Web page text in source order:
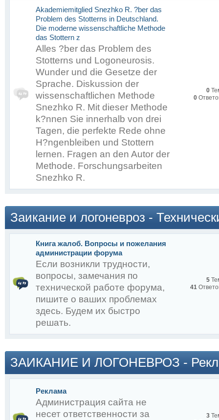
- Ответы на все ваши
- Пример работы
Не упустите свой
По организации и
https://vk.com/
Снежко Р.А.
:
ПРОПУСТИТЕ СЕГОДНЯ
ТРАНСЛЯЦИЯ И
РА
Akademiemitglied Snezhko R. ?ber das
Problem des Stotterns in Deutschland.
Die moderne wissenschaftliche Methode
das Stottern z
Alles ?ber das Problem des
Stotterns und Logoneurosis.
Wunder und die Gesetze der
Sprache. Diskussion der
wissenschaftlichen Methode
Snezhko R. Mit dieser Methode
k?nnen Sie innerhalb von drei
Tagen, die perfekte Rede ohne
H?ngenbleiben und Stottern
lernen. Fragen an den Autor der
Methode. Forschungsarbeiten
Snezhko R.
0
0
Заикание и логоневроз -
Книга жалоб. Вопросы и пожелания
администрации форума
Если возникли трудности,
вопросы, замечания по
технической работе форума,
пишите о ваших проблемах
здесь. Будем их быстро
решать.
5
41
ЗАИКАНИЕ И ЛОГОНЕВРОЗ -
Реклама
Администрация сайта не
несет ответственности за
3